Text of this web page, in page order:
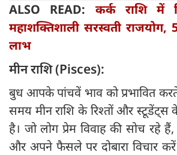
ALSO READ: कर्क राशि में
महाशक्तिशाली सरस्वती राजयोग,
लाभ
मीन राशि (Pisces):
बुध आपके पांचवें भाव को प्रभावित
समय मीन राशि के रिश्तों और स्टूडेंट्स
है। जो लोग प्रेम विवाह की सोच रहे
और अपने फैसले पर दोबारा विचार